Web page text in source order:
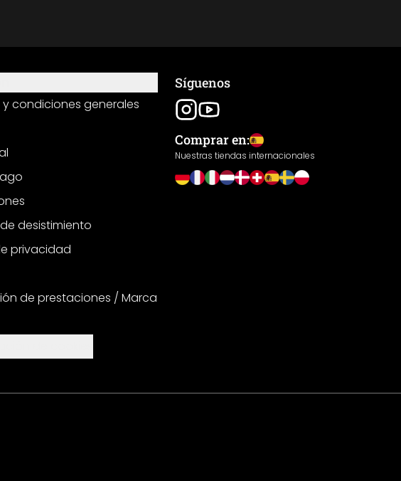
y condiciones generales
desistimiento
privacidad
de prestaciones / Marca
Síguenos
Comprar en:
Nuestras tiendas internacionales